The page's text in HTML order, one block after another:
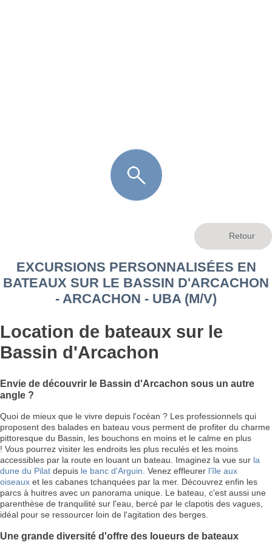
EXCURSIONS PERSONNALISÉES EN
BATEAUX SUR LE BASSIN D'ARCACHON
- ARCACHON - UBA (M/V)
Location de bateaux sur le
Bassin d'Arcachon
Envie de découvrir le Bassin d'Arcachon sous un autre
angle ?
Quoi de mieux que le vivre depuis l'océan ? Les professionnels qui
proposent des balades en bateau vous perment de profiter du charme
pittoresque du Bassin, les bouchons en moins et le calme en plus
! Vous pourrez visiter les endroits les plus reculés et les moins
accessibles par la route en louant un bateau. Imaginez la vue sur la
dune du Pilat depuis le banc d'Arguin . Venez effleurer l'île aux
oiseaux et les cabanes tchanquées par la mer. Découvrez enfin les
parcs à huitres avec un panorama unique. Le bateau, c'est aussi une
parenthèse de tranquilité sur l'eau, bercé par le clapotis des vagues,
idéal pour se ressourcer loin de l'agitation des berges.
Une grande diversité d'offre des loueurs de bateaux